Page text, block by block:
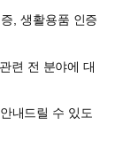
, 생활용품 인증
련 전 분야에 대
내드릴 수 있도